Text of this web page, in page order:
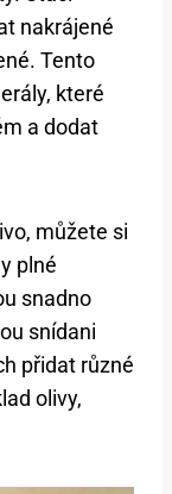
nakrájené
Tento
které
a dodat
můžete si
plné
snadno
snídani
přidat různé
olivy,